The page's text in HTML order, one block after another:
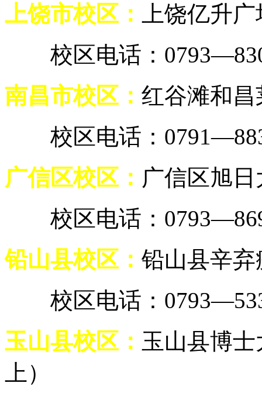
上饶市校区：
上饶亿升
校区电话：
南昌市校区： 红谷滩和昌
校区电话：
广信区校区： 广信区旭
校区电话：
铅山县校区： 铅山县辛
校区电话：
玉山县校区： 玉山县博
上）